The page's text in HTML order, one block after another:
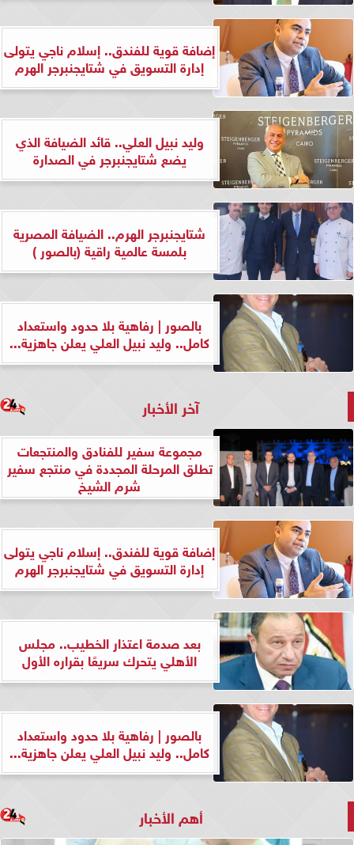
إضافة قوية للفندق.. إسلام ناجي يتولى
إدارة التسويق في شتايجنبرجر الهرم
وليد نبيل العلي.. قائد الضيافة الذي
يضع شتايجنبرجر في الصدارة
شتايجنبرجر الهرم.. الضيافة المصرية
بلمسة عالمية راقية (بالصور )
بالصور | رفاهية بلا حدود واستعداد
كامل.. وليد نبيل العلي يعلن جاهزية...
آخر الأخبار
مجموعة سفير للفنادق والمنتجعات
تطلق المرحلة المجددة في منتجع سفير
شرم الشيخ
إضافة قوية للفندق.. إسلام ناجي يتولى
إدارة التسويق في شتايجنبرجر الهرم
بعد صدمة اعتذار الخطيب.. مجلس
الأهلي يتحرك سريعًا بقراره الأول
بالصور | رفاهية بلا حدود واستعداد
كامل.. وليد نبيل العلي يعلن جاهزية...
أهم الأخبار